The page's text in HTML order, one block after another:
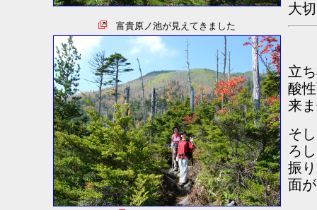
大
富貴原ノ池が見えてきました
立
酸
来
そ
ろ
振
面